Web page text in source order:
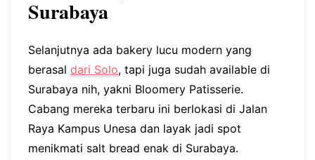
Surabaya
Selanjutnya ada bakery lucu modern yang
berasal dari Solo, tapi juga sudah available di
Surabaya nih, yakni Bloomery Patisserie.
Cabang mereka terbaru ini berlokasi di Jalan
Raya Kampus Unesa dan layak jadi spot
menikmati salt bread enak di Surabaya.